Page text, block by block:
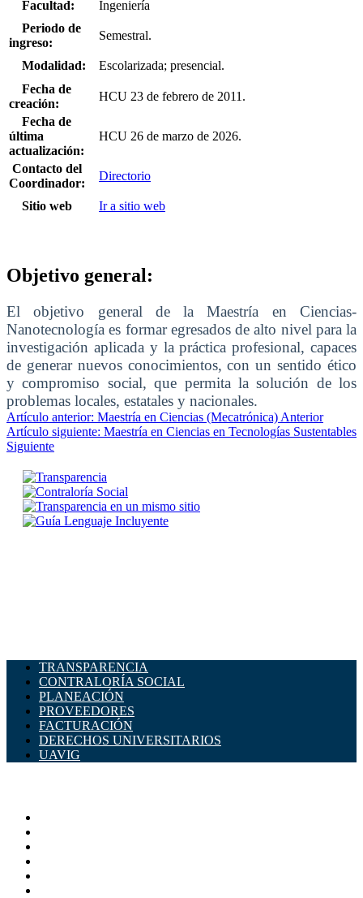
Facultad:
Ingeniería
Periodo de
ingreso:
Semestral.
Modalidad:
Escolarizada; presencial.
Fecha de
creación:
HCU 23 de febrero de 2011.
Fecha de
última
actualización:
HCU 26 de marzo de 2026.
Contacto del
Coordinador:
Directorio
Sitio web Ir a sitio web
Objetivo general:
El objetivo general de la Maestría en Ciencias-
Nanotecnología es formar egresados de alto nivel para la
investigación aplicada y la práctica profesional, capaces
de generar nuevos conocimientos, con un sentido ético
y compromiso social, que permita la solución de los
problemas locales, estatales y nacionales.
Artículo anterior: Maestría en Ciencias (Mecatrónica) Anterior
Artículo siguiente: Maestría en Ciencias en Tecnologías Sustentables
Siguiente
TRANSPARENCIA
CONTRALORÍA SOCIAL
PLANEACIÓN
PROVEEDORES
FACTURACIÓN
DERECHOS UNIVERSITARIOS
UAVIG